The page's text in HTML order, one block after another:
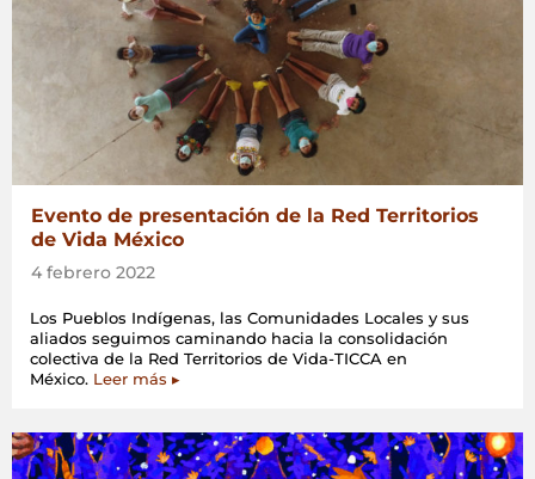
Evento de presentación de la Red Territorios
de Vida México
4 febrero 2022
Los Pueblos Indígenas, las Comunidades Locales y sus
aliados seguimos caminando hacia la consolidación
colectiva de la Red Territorios de Vida-TICCA en
México. Leer más ▸